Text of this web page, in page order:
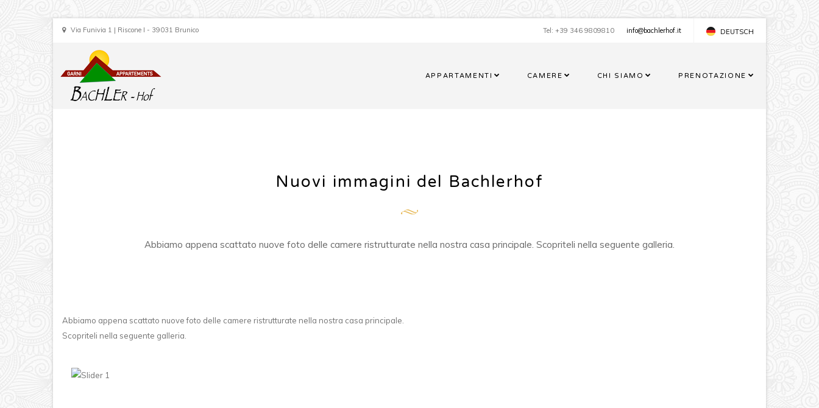
Via Funivia 1 | Riscone I - 39031 Brunico Tel: +39 346 9809810 info@bachlerhof.it DEUTSCH
APPARTAMENTI CAMERE CHI SIAMO PRENOTAZIONE
Nuovi immagini del Bachlerhof
Abbiamo appena scattato nuove foto delle camere ristrutturate nella nostra casa principale. Scopriteli nella seguente galleria.
Abbiamo appena scattato nuove foto delle camere ristrutturate nella nostra casa principale.
Scopriteli nella seguente galleria.